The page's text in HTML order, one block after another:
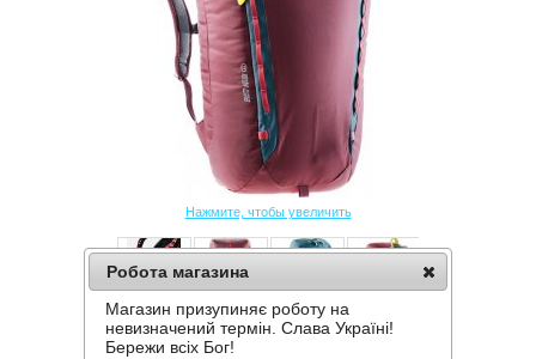
Нажмите, чтобы увеличить
РЮКЗАК DEUTER GRAVITY MOTION SL
Робота магазина
Магазин призупиняє роботу на
невизначений термін. Слава Україні!
Бережи всіх Бог!